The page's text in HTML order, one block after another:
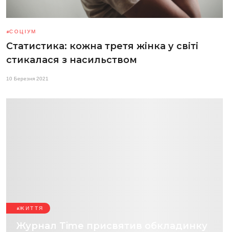
СОЦІУМ
Статистика: кожна третя жінка у світі
стикалася з насильством
10 Березня 2021
ЖИТТЯ
Журнал Time присвятив обкладинку